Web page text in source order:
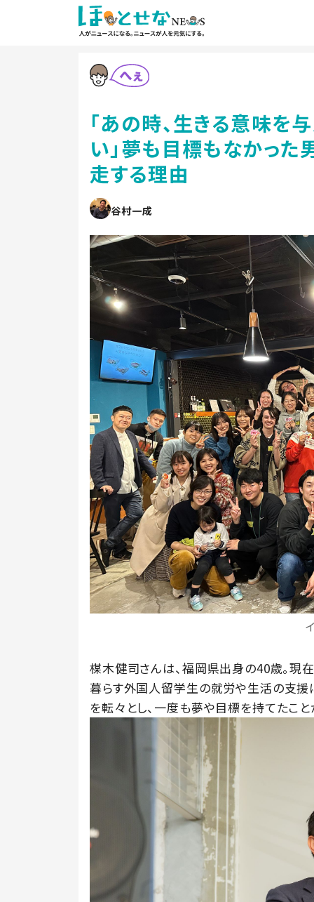
「あの時、生きる意味を
い」夢も目標もなかっ
走する理由
谷村一成
楳木健司さんは、福岡県出身の40歳。現
暮らす外国人留学生の就労や生活の支援
を転々とし、一度も夢や目標を持てたこと